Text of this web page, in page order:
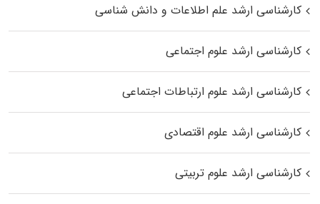
کارشناسی ارشد علم اطلاعات و دانش شناسی
کارشناسی ارشد علوم اجتماعی
کارشناسی ارشد علوم ارتباطات اجتماعی
کارشناسی ارشد علوم اقتصادی
کارشناسی ارشد علوم تربیتی